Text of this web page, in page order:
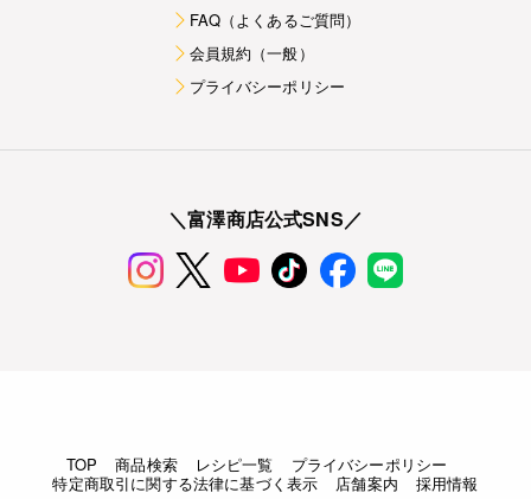
FAQ（よくあるご質問）
会員規約（一般）
プライバシーポリシー
＼富澤商店公式SNS／
TOP 商品検索 レシピ一覧
プライバシーポリシー
特定商取引に関する法律に基づく表示
店舗案内 採用情報